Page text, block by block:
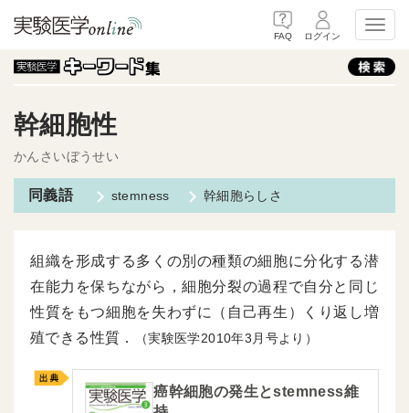
FAQ ログイン
幹細胞性
かんさいぼうせい
stemness 幹細胞らしさ
組織を形成する多くの別の種類の細胞に分化する潜
在能力を保ちながら，細胞分裂の過程で自分と同じ
性質をもつ細胞を失わずに（自己再生）くり返し増
殖できる性質．
（実験医学2010年3月号より）
癌幹細胞の発生とstemness維